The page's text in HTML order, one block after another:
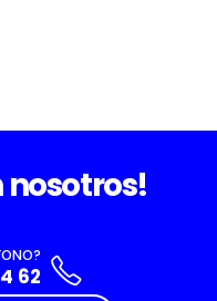
nosotros!
62